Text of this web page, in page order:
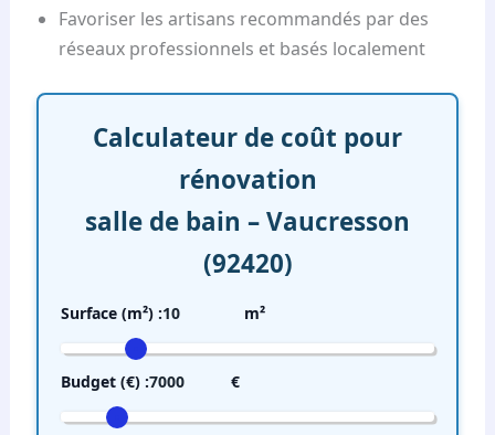
Favoriser les artisans recommandés par des
réseaux professionnels et basés localement
Calculateur de coût pour
rénovation
salle de bain – Vaucresson
(92420)
Surface (m²) :10 m²
Budget (€) :7000 €